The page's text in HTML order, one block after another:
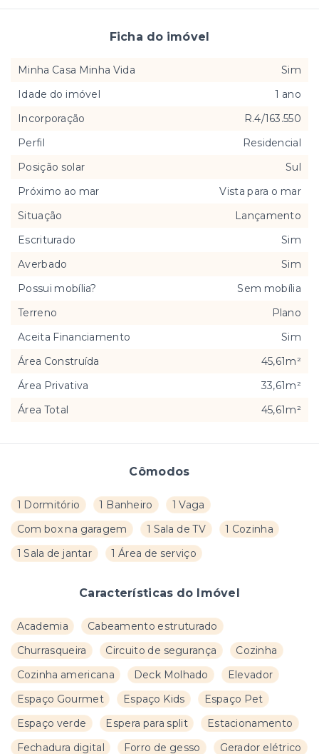
Cômodos
1 Dormitório 1 Banheiro
1 Vaga
Com box na garagem
1 Sala de TV
1 Cozinha
1 Sala de jantar
1 Área de serviço
Características do Imóvel
Academia
Cabeamento estruturado
Churrasqueira
Circuito de segurança
Cozinha
Cozinha americana
Deck Molhado
Elevador
Espaço Gourmet
Espaço Kids
Espaço Pet
Espaço verde
Espera para split
Estacionamento
Fechadura digital
Forro de gesso Gerador elétrico
Ficha do imóvel
Minha Casa Minha Vida
Sim
Idade do imóvel
1 ano
Incorporação
R.4/163.550
Perfil
Residencial
Posição solar
Sul
Próximo ao mar
Vista para o mar
Situação
Lançamento
Escriturado
Sim
Averbado
Sim
Possui mobília?
Sem mobília
Terreno
Plano
Aceita Financiamento
Sim
Área Construída
45,61m²
Área Privativa
33,61m²
Área Total
45,61m²